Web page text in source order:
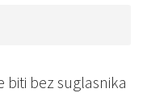
biti bez suglasnika